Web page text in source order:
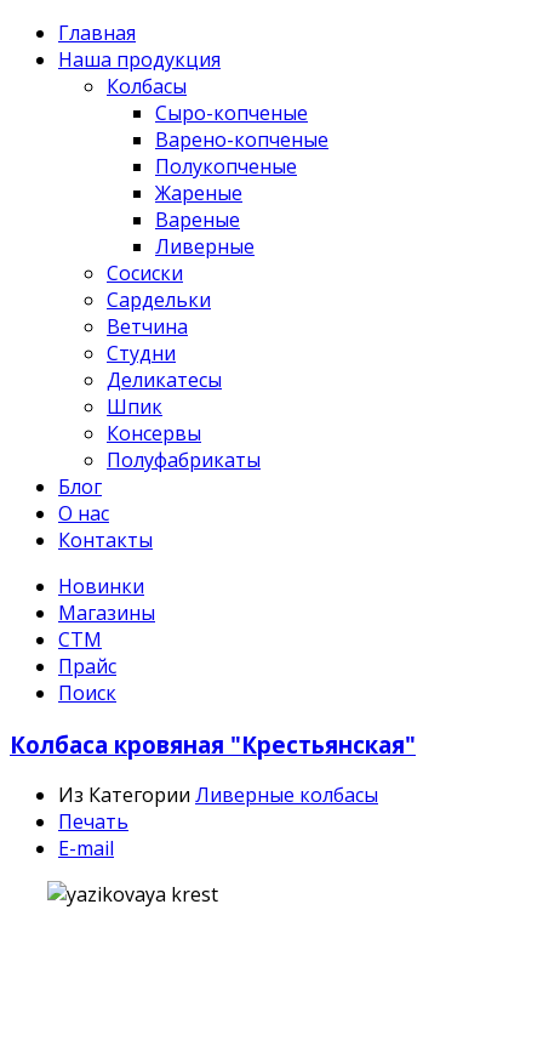
Главная
Наша продукция
Колбасы
Сыро-копченые
Варено-копченые
Полукопченые
Жареные
Вареные
Ливерные
Сосиски
Сардельки
Ветчина
Студни
Деликатесы
Шпик
Консервы
Полуфабрикаты
Блог
О нас
Контакты
Новинки
Магазины
СТМ
Прайс
Поиск
Колбаса кровяная "Крестьянская"
Из Категории Ливерные колбасы
Печать
E-mail